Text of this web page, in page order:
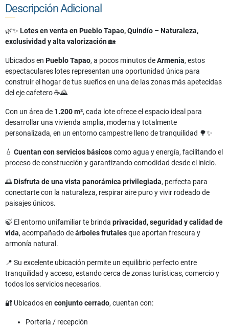
Descripción Adicional
🌿✨ Lotes en venta en Pueblo Tapao, Quindío – Naturaleza,
exclusividad y alta valorización🏡
Ubicados en Pueblo Tapao, a pocos minutos deArmenia, estos
espectaculares lotes representan una oportunidad única para
construir el hogar de tus sueños en una de las zonas más apetecidas
del eje cafetero ☕🌄
Con un área de 1.200 m², cada lote ofrece el espacio ideal para
desarrollar una vivienda amplia, moderna y totalmente
personalizada, en un entorno campestre lleno de tranquilidad 🌳✨
💧 Cuentan con servicios básicoscomo agua y energía, facilitando el
proceso de construcción y garantizando comodidad desde el inicio.
🌅Disfruta de una vista panorámica privilegiada, perfecta para
conectarte con la naturaleza, respirar aire puro y vivir rodeado de
paisajes únicos.
🍃 El entorno unifamiliar te brinda privacidad, seguridad y calidad de
vida, acompañado deárboles frutalesque aportan frescura y
armonía natural.
📍 Su excelente ubicación permite un equilibrio perfecto entre
tranquilidad y acceso, estando cerca de zonas turísticas, comercio y
todos los servicios necesarios.
🔐 Ubicados en conjunto cerrado, cuentan con:
Portería / recepción